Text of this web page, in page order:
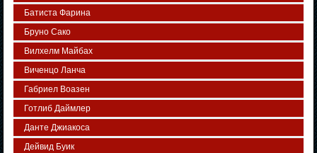
Батиста Фарина
Бруно Сако
Вилхелм Майбах
Виченцо Ланча
Габриел Воазен
Готлиб Даймлер
Данте Джиакоса
Дейвид Буик